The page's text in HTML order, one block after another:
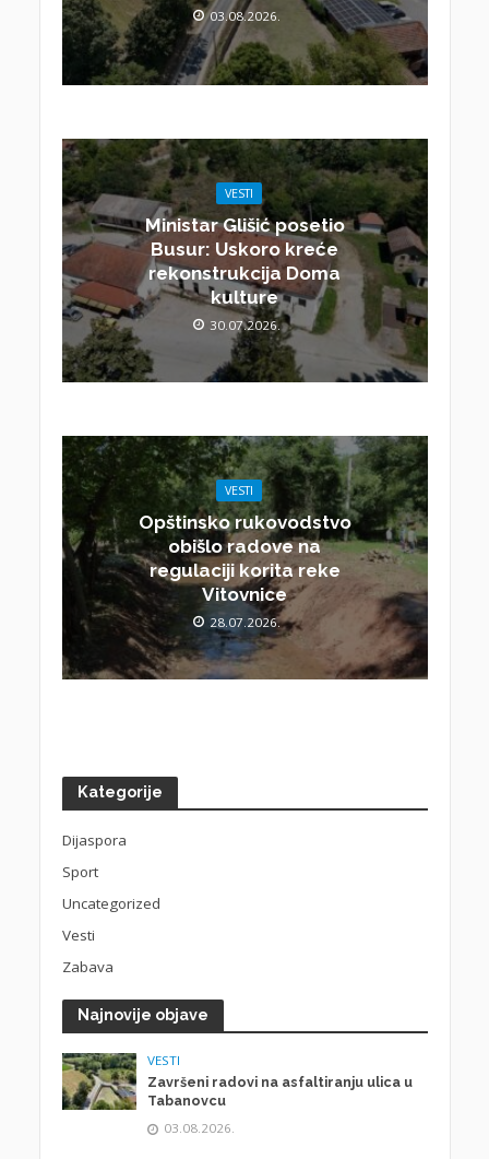
03.08.2026.
VESTI
Ministar Glišić posetio
Busur: Uskoro kreće
rekonstrukcija Doma
kulture
30.07.2026.
VESTI
Opštinsko rukovodstvo
obišlo radove na
regulaciji korita reke
Vitovnice
28.07.2026.
Kategorije
Dijaspora
Sport
Uncategorized
Vesti
Zabava
Najnovije objave
VESTI
Završeni radovi na asfaltiranju ulica u
Tabanovcu
03.08.2026.